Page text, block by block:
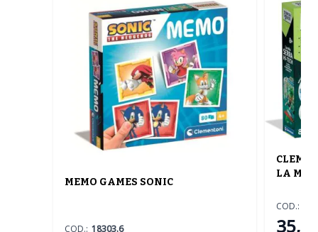
MEMO GAMES SONIC
COD.: 18303.6
LA MIA
COD.: